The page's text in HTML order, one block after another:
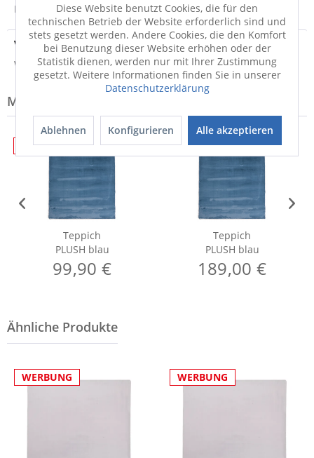
Produktsicherheit
Versandinfo
Weitere Informationen zum Versand...
Modell-Familie: PLUSH
WERBUNG
Teppich
PLUSH blau
99,90 €
WERBUNG
Teppich
PLUSH blau
189,00 €
Diese Website benutzt Cookies, die für den
technischen Betrieb der Website erforderlich sind und
stets gesetzt werden. Andere Cookies, die den Komfort
bei Benutzung dieser Website erhöhen oder der
Statistik dienen, werden nur mit Ihrer Zustimmung
gesetzt. Weitere Informationen finden Sie in unserer
Datenschutzerklärung
Ablehnen Konfigurieren Alle akzeptieren